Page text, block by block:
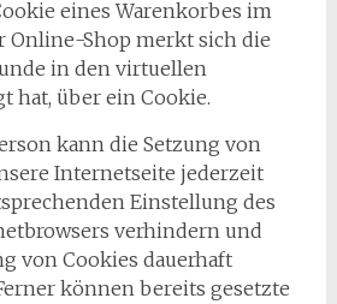
eines Warenkorbes im
Online-Shop merkt sich die
in den virtuellen
hat, über ein Cookie.
kann die Setzung von
Internetseite jederzeit
Einstellung des
verhindern und
von Cookies dauerhaft
können bereits gesetzte